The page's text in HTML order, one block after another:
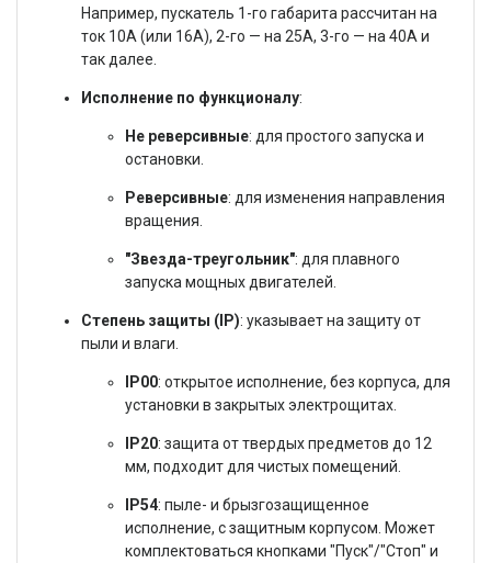
Например, пускатель 1-го габарита рассчитан на
ток 10А (или 16А), 2-го — на 25А, 3-го — на 40А и
так далее.
Исполнение по функционалу:
Не реверсивные: для простого запуска и
остановки.
Реверсивные: для изменения направления
вращения.
"Звезда-треугольник": для плавного
запуска мощных двигателей.
Степень защиты (IP): указывает на защиту от
пыли и влаги.
IP00: открытое исполнение, без корпуса, для
установки в закрытых электрощитах.
IP20: защита от твердых предметов до 12
мм, подходит для чистых помещений.
IP54: пыле- и брызгозащищенное
исполнение, с защитным корпусом. Может
комплектоваться кнопками "Пуск"/"Стоп" и